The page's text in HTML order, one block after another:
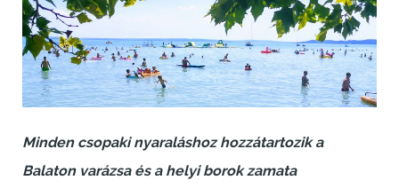
Minden csopaki nyaraláshoz hozzátartozik a
Balaton varázsa és a helyi borok zamata